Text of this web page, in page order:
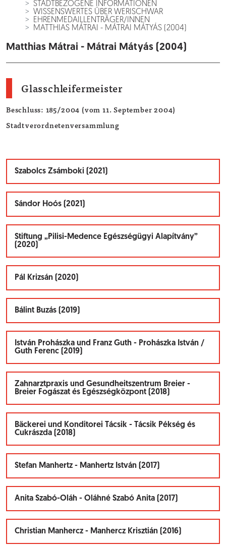
STADTBEZOGENE INFORMATIONEN
WISSENSWERTES ÜBER WERISCHWAR
EHRENMEDAILLENTRÄGER/INNEN
MATTHIAS MÁTRAI - MÁTRAI MÁTYÁS (2004)
Matthias Mátrai - Mátrai Mátyás (2004)
Glasschleifermeister
Beschluss: 185/2004 (vom 11. September 2004)
Stadtverordnetenversammlung
Szabolcs Zsámboki (2021)
Sándor Hoós (2021)
Stiftung „Pilisi-Medence Egészségügyi Alapítvány”
(2020)
Pál Krizsán (2020)
Bálint Buzás (2019)
István Prohászka und Franz Guth - Prohászka István /
Guth Ferenc (2019)
Zahnarztpraxis und Gesundheitszentrum Breier -
Breier Fogászat és Egészségközpont (2018)
Bäckerei und Konditorei Tácsik - Tácsik Pékség és
Cukrászda (2018)
Stefan Manhertz - Manhertz István (2017)
Anita Szabó-Oláh - Oláhné Szabó Anita (2017)
Christian Manhercz - Manhercz Krisztián (2016)